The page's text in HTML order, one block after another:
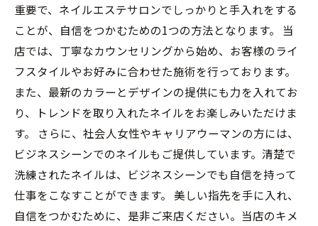
重要で、ネイルエステサロンでしっかりと手入れをする
ことが、自信をつかむための1つの方法となります。 当
店では、丁寧なカウンセリングから始め、お客様のライ
フスタイルやお好みに合わせた施術を行っております。
また、最新のカラーとデザインの提供にも力を入れてお
り、トレンドを取り入れたネイルをお楽しみいただけま
す。 さらに、社会人女性やキャリアウーマンの方には、
ビジネスシーンでのネイルもご提供しています。清楚で
洗練されたネイルは、ビジネスシーンでも自信を持って
仕事をこなすことができます。 美しい指先を手に入れ、
自信をつかむために、是非ご来店ください。当店のキメ